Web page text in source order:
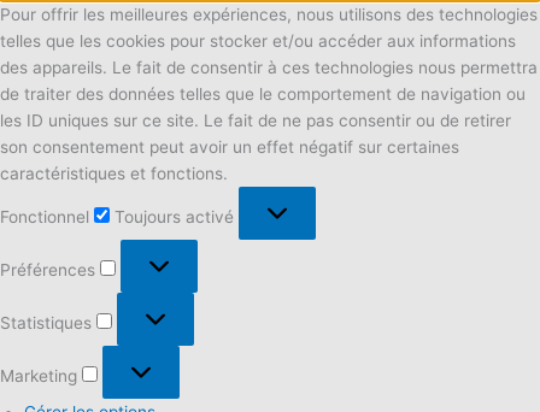
Pour offrir les meilleures expériences, nous utilisons des technologies
telles que les cookies pour stocker et/ou accéder aux informations
des appareils. Le fait de consentir à ces technologies nous permettra
de traiter des données telles que le comportement de navigation ou
les ID uniques sur ce site. Le fait de ne pas consentir ou de retirer
son consentement peut avoir un effet négatif sur certaines
caractéristiques et fonctions.
Fonctionnel
Toujours activé
Préférences
Statistiques
Marketing